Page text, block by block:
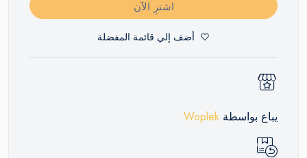
اشترِ الآن
أضف إلي قائمة المفضلة
يباع بواسطة Woplek